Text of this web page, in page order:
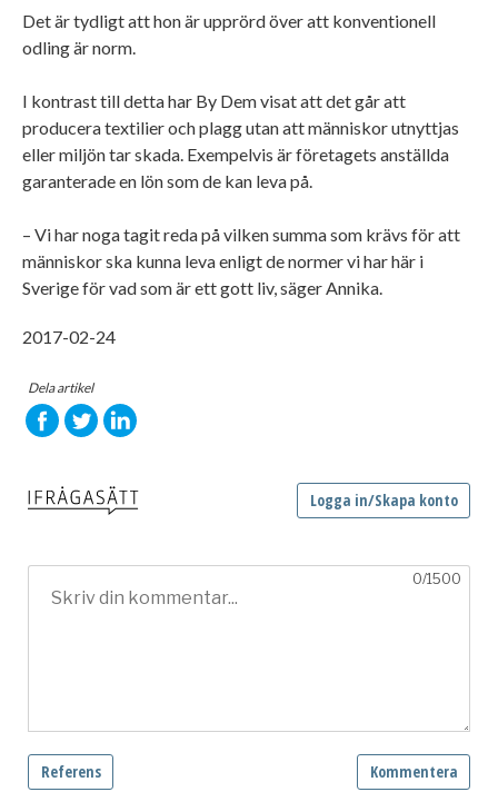
Det är tydligt att hon är upprörd över att konventionell
odling är norm.
I kontrast till detta har By Dem visat att det går att
producera textilier och plagg utan att människor utnyttjas
eller miljön tar skada. Exempelvis är företagets anställda
garanterade en lön som de kan leva på.
– Vi har noga tagit reda på vilken summa som krävs för att
människor ska kunna leva enligt de normer vi har här i
Sverige för vad som är ett gott liv, säger Annika.
2017-02-24
Dela artikel